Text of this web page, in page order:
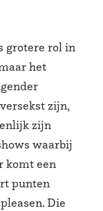
grotere rol in
het
zijn,
zijn
waarbij
komt een
punten
Die